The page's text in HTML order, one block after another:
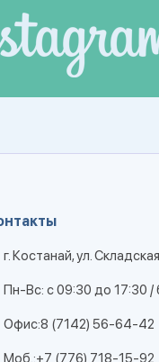
г. Костанай, ул.
Пн-Вс: с 09:30 до 17:30 /
Офис:8 (7142) 56-64-42
Моб.:+7 (776) 718-15-92